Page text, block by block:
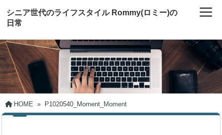
シニア世代のライフスタイル Rommy(ロミー)の
日常
HOME » P1020540_Moment_Moment